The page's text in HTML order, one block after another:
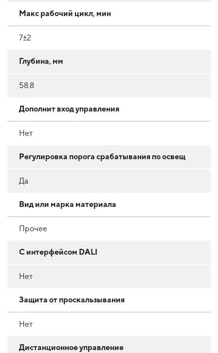
Макс рабочий цикл, мин
7±2
Глубина, мм
58.8
Дополнит вход управления
Нет
Регулировка порога срабатывания по освещ
Да
Вид или марка материала
Прочее
С интерфейсом DALI
Нет
Защита от проскальзывания
Нет
Дистанционное управление